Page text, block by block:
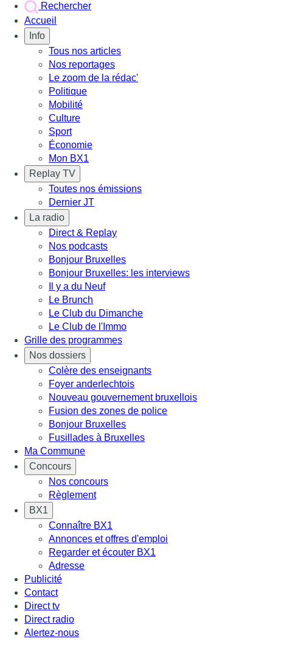
Rechercher
Accueil
Info
Tous nos articles
Nos reportages
Le zoom de la rédac'
Politique
Mobilité
Culture
Sport
Économie
Mon BX1
Replay TV
Toutes nos émissions
Dernier JT
La radio
Direct & Replay
Nos podcasts
Bonjour Bruxelles
Bonjour Bruxelles: les interviews
Il y a du Neuf
Le Brunch
Le Club du Dimanche
Le Club de l'Immo
Grille des programmes
Nos dossiers
Colère des enseignants
Foyer anderlechtois
Nouveau gouvernement bruxellois
Fusion des zones de police
Bonjour Bruxelles
Fusillades à Bruxelles
Ma Commune
Concours
Nos concours
Règlement
BX1
Connaître BX1
Annonces et offres d'emploi
Regarder et écouter BX1
Adresse
Publicité
Contact
Direct tv
Direct radio
Alertez-nous